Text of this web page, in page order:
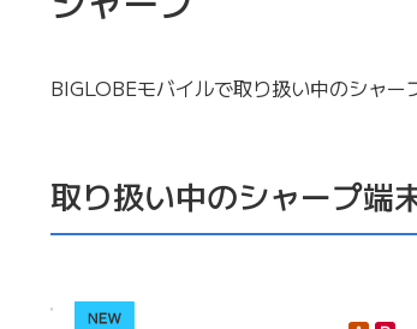
BIGLOBEモバイルで取り扱い中のシャー
取り扱い中のシャープ端